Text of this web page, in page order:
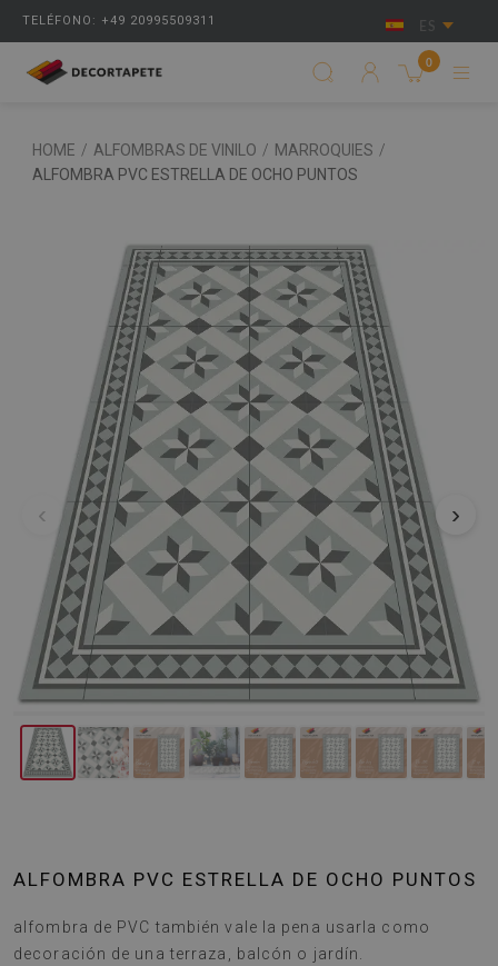
TELÉFONO: +49 20995509311 ES
0
HOME / ALFOMBRAS DE VINILO / MARROQUIES /
ALFOMBRA PVC ESTRELLA DE OCHO PUNTOS
‹ ›
ALFOMBRA PVC ESTRELLA DE OCHO PUNTOS
alfombra de PVC también vale la pena usarla como
decoración de una terraza, balcón o jardín.